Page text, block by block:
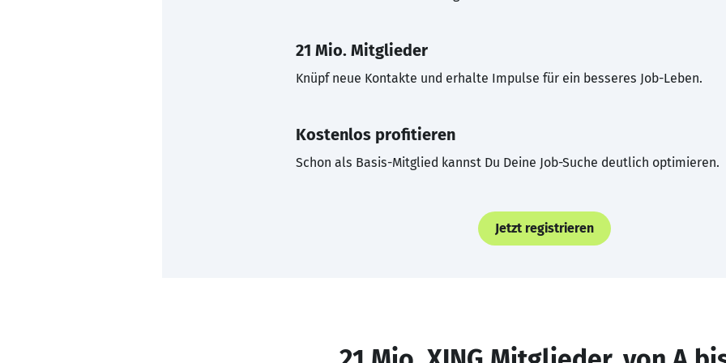
21 Mio. Mitglieder
Knüpf neue Kontakte und erhalte Impulse für ein besseres Job-Leben.
Kostenlos profitieren
Schon als Basis-Mitglied kannst Du Deine Job-Suche deutlich optimieren.
Jetzt registrieren